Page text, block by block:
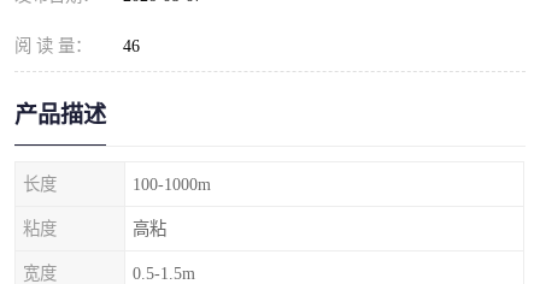
阅 读 量： 46
产品描述
长度 100-1000m
粘度 高粘
宽度 0.5-1.5m